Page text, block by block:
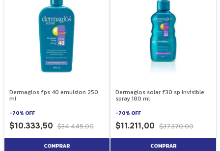
Dermaglos fps 40 emulsion 250
ml
-70% OFF
$10.333,50 $34.445,00
Dermaglos solar f30 sp invisible
spray 180 ml
-70% OFF
$11.211,00 $37.370,00